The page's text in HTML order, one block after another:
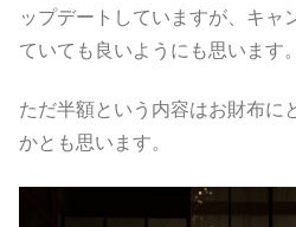
ップデートしていますが、キャ
ていても良いようにも思います。
ただ半額という内容はお財布に
かとも思います。